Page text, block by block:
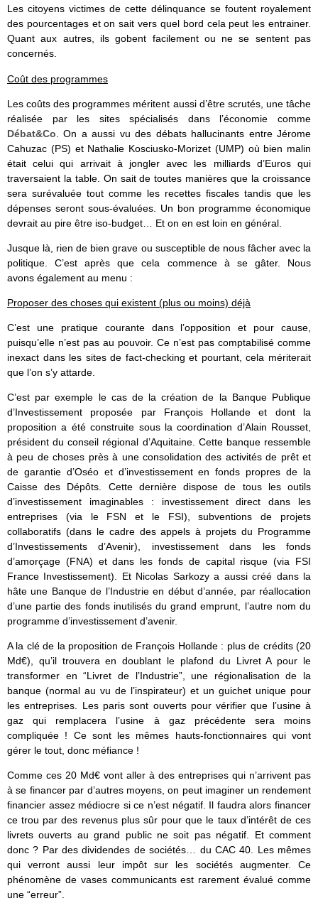
Les citoyens victimes de cette délinquance se foutent royalement
des pourcentages et on sait vers quel bord cela peut les entrainer.
Quant aux autres, ils gobent facilement ou ne se sentent pas
concernés.
Coût des programmes
Les coûts des programmes méritent aussi d’être scrutés, une tâche
réalisée par les sites spécialisés dans l’économie comme
Débat&Co . On a aussi vu des débats hallucinants entre Jérome
Cahuzac (PS) et Nathalie Kosciusko-Morizet (UMP) où bien malin
était celui qui arrivait à jongler avec les milliards d’Euros qui
traversaient la table. On sait de toutes manières que la croissance
sera surévaluée tout comme les recettes fiscales tandis que les
dépenses seront sous-évaluées. Un bon programme économique
devrait au pire être iso-budget… Et on en est loin en général.
Jusque là, rien de bien grave ou susceptible de nous fâcher avec la
politique. C’est après que cela commence à se gâter. Nous
avons également au menu :
Proposer des choses qui existent (plus ou moins) déjà
C’est une pratique courante dans l’opposition et pour cause,
puisqu’elle n’est pas au pouvoir. Ce n’est pas comptabilisé comme
inexact dans les sites de fact-checking et pourtant, cela mériterait
que l’on s’y attarde.
C’est par exemple le cas de la création de la Banque Publique
d’Investissement proposée par François Hollande et dont la
proposition a été construite sous la coordination d’Alain Rousset,
président du conseil régional d’Aquitaine. Cette banque ressemble
à peu de choses près à une consolidation des activités de prêt et
de garantie d’Oséo et d’investissement en fonds propres de la
Caisse des Dépôts. Cette dernière dispose de tous les outils
d’investissement imaginables : investissement direct dans les
entreprises (via le FSN et le FSI), subventions de projets
collaboratifs (dans le cadre des appels à projets du Programme
d’Investissements d’Avenir), investissement dans les fonds
d’amorçage (FNA) et dans les fonds de capital risque (via FSI
France Investissement). Et Nicolas Sarkozy a aussi créé dans la
hâte une Banque de l’Industrie en début d’année, par réallocation
d’une partie des fonds inutilisés du grand emprunt, l’autre nom du
programme d’investissement d’avenir.
A la clé de la proposition de François Hollande : plus de crédits (20
Md€), qu’il trouvera en doublant le plafond du Livret A pour le
transformer en “Livret de l’Industrie”, une régionalisation de la
banque (normal au vu de l’inspirateur) et un guichet unique pour
les entreprises. Les paris sont ouverts pour vérifier que l’usine à
gaz qui remplacera l’usine à gaz précédente sera moins
compliquée ! Ce sont les mêmes hauts-fonctionnaires qui vont
gérer le tout, donc méfiance !
Comme ces 20 Md€ vont aller à des entreprises qui n’arrivent pas
à se financer par d’autres moyens, on peut imaginer un rendement
financier assez médiocre si ce n’est négatif. Il faudra alors financer
ce trou par des revenus plus sûr pour que le taux d’intérêt de ces
livrets ouverts au grand public ne soit pas négatif. Et comment
donc ? Par des dividendes de sociétés… du CAC 40. Les mêmes
qui verront aussi leur impôt sur les sociétés augmenter. Ce
phénomène de vases communicants est rarement évalué comme
une “erreur”.